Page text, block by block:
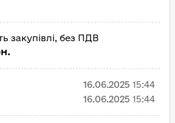
закупівлі, без ПДВ
16.06.2025 15:44
16.06.2025 15:44